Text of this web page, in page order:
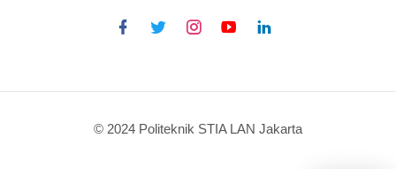
© 2024 Politeknik STIA LAN Jakarta